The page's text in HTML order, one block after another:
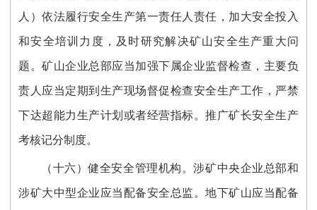
人）依法履行安全生产第一责任人责任，加大安全投入
和安全培训力度，及时研究解决矿山安全生产重大问
题。矿山企业总部应当加强下属企业监督检查，主要负
责人应当定期到生产现场督促检查安全生产工作，严禁
下达超能力生产计划或者经营指标。推广矿长安全生产
考核记分制度。
（十六）健全安全管理机构。涉矿中央企业总部和
涉矿大中型企业应当配备安全总监。地下矿山应当配备